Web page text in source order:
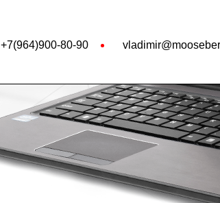
+7(964)900-80-90